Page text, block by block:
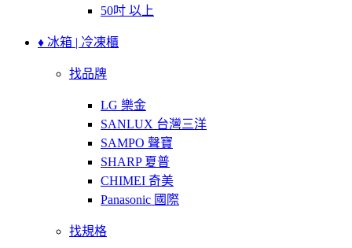
50吋 以上
♦ 冰箱 | 冷凍櫃
找品牌
LG 樂金
SANLUX 台灣三洋
SAMPO 聲寶
SHARP 夏普
CHIMEI 奇美
Panasonic 國際
找規格